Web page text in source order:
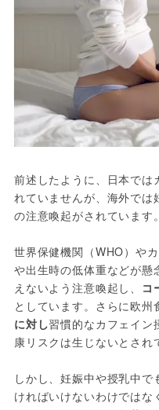
前述したように、日本では
れていませんが、海外では
の注意喚起がされています。
世界保健機関（WHO）や
や出生時の低体重などが懸
えないよう注意喚起し、 コ
としています。さらに欧州
に対し習慣的なカフェイン
康リスクは生じないとされ
しかし、妊娠中や授乳中
ければいけないわけでは